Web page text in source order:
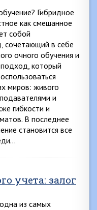
Гибридное
как смешанное
собой
сочетающий в себе
очного обучения и
который
миров: живого
и
гибкости и
В последнее
становится все
учета: залог
из самых